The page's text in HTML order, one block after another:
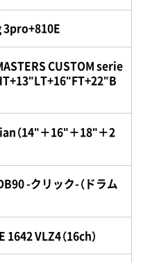
3pro+810E
CUSTOM serie
（14"＋16"＋18"＋2
-クリック-（ドラム
1642 VLZ4（16ch）